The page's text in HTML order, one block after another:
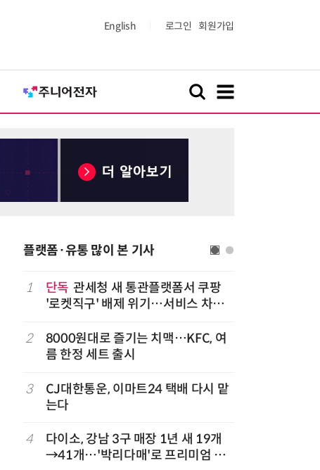
English 로그인 회원가입
플랫폼·유통 많이 본 기사
1 단독 관세청 새 통관플랫폼서 쿠팡
'로켓직구' 배제 위기…서비스 차질
2
8000원대로 즐기는 치맥…KFC, 여
름 한정 세트 출시
3
CJ대한통운, 이마트24 택배 다시 맡
는다
4
다이소, 강남 3구 매장 1년 새 19개
→41개…'박리다매'로 프리미엄 상